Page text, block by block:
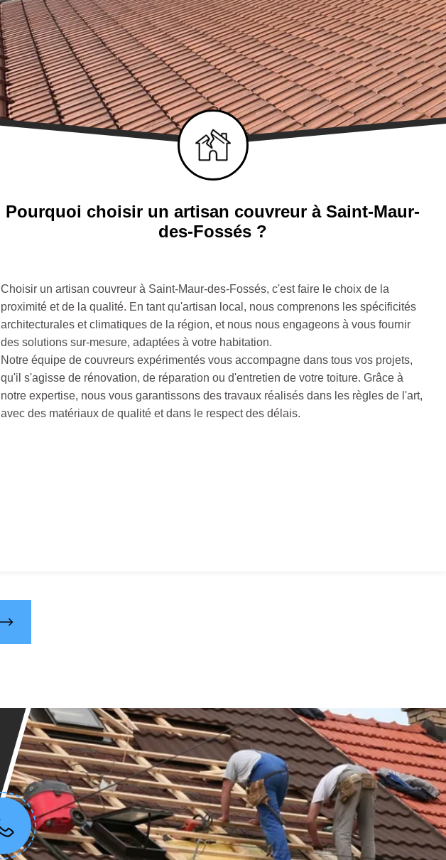
Pourquoi choisir un artisan couvreur à Saint-Maur-
des-Fossés ?
Choisir un artisan couvreur à Saint-Maur-des-Fossés, c'est faire le choix de la
proximité et de la qualité. En tant qu'artisan local, nous comprenons les spécificités
architecturales et climatiques de la région, et nous nous engageons à vous fournir
des solutions sur-mesure, adaptées à votre habitation.
Notre équipe de couvreurs expérimentés vous accompagne dans tous vos projets,
qu'il s'agisse de rénovation, de réparation ou d'entretien de votre toiture. Grâce à
notre expertise, nous vous garantissons des travaux réalisés dans les règles de l'art,
avec des matériaux de qualité et dans le respect des délais.